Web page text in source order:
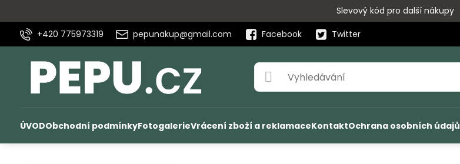
Slevový kód pro další nákupy
+420 775973319
pepunakup@gmail.com Facebook Twitter
ÚVODObchodní podmínkyFotogalerieVrácení zboží a reklamaceKontaktOchrana osobních údajů